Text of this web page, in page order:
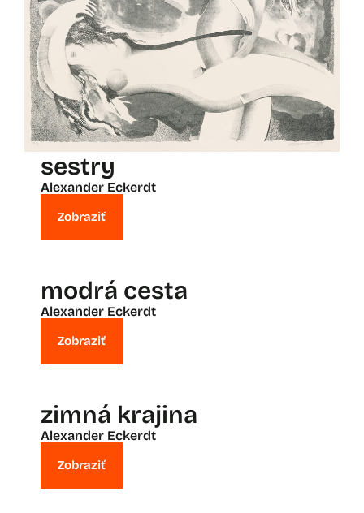
sestry
Alexander Eckerdt
Zobraziť
modrá cesta
Alexander Eckerdt
Zobraziť
zimná krajina
Alexander Eckerdt
Zobraziť